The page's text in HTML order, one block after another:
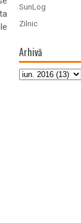
SunLog
Zilnic
Arhivă